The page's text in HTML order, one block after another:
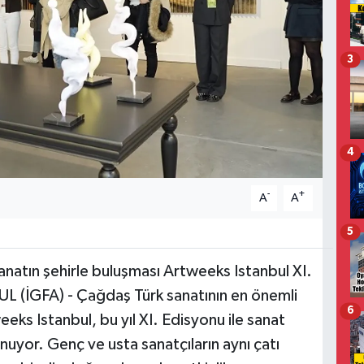
A- A+
şehirle buluşması Artweeks Istanbul XI.
(İGFA) - Çağdaş Türk sanatının en önemli
Istanbul, bu yıl XI. Edisyonu ile sanat
Genç ve usta sanatçıların aynı çatı
3
4
5
6